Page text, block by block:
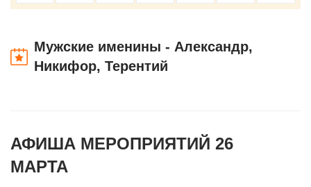
Мужские именины - Александр,
Никифор, Терентий
АФИША МЕРОПРИЯТИЙ 26
МАРТА